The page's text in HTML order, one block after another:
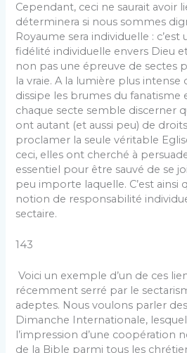
Cependant, ceci ne saurait avoir
déterminera si nous sommes
Royaume sera individuelle :
fidélité individuelle envers Dieu
non pas une épreuve de sectes
la vraie. A la lumière plus intense
dissipe les brumes du fanatisme
chaque secte semble discerner
ont autant (et aussi peu) de
proclamer la seule véritable
ceci, elles ont cherché à
essentiel pour être sauvé de se
peu importe laquelle. C’est ainsi
notion de responsabilité
sectaire.
143
Voici un exemple d’un de ces
récemment serré par le
adeptes. Nous voulons parler
Dimanche Internationale,
l’impression d’une coopération
de la Bible parmi tous les